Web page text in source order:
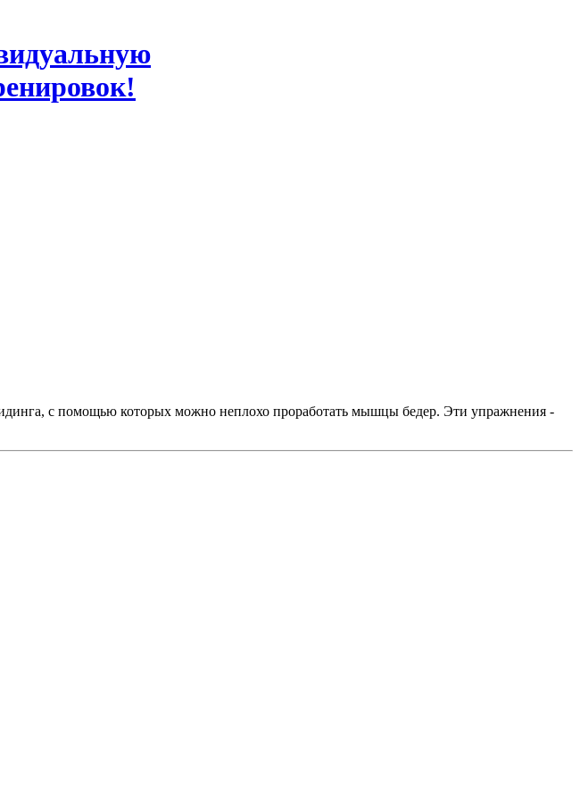
с помощью которых можно неплохо проработать мышцы бедер. Эти упражнения -